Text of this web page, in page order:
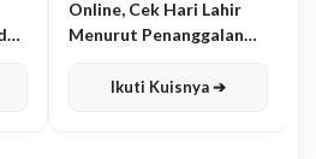
Online, Cek Hari Lahir
Menurut Penanggalan
Ikuti Kuisnya ➔